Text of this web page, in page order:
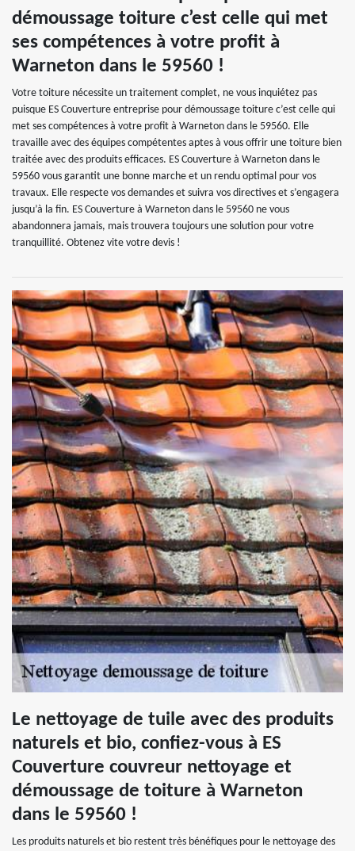
démoussage toiture c’est celle qui met
ses compétences à votre profit à
Warneton dans le 59560 !
Votre toiture nécessite un traitement complet, ne vous inquiétez pas
puisque ES Couverture entreprise pour démoussage toiture c’est celle qui
met ses compétences à votre profit à Warneton dans le 59560. Elle
travaille avec des équipes compétentes aptes à vous offrir une toiture bien
traitée avec des produits efficaces. ES Couverture à Warneton dans le
59560 vous garantit une bonne marche et un rendu optimal pour vos
travaux. Elle respecte vos demandes et suivra vos directives et s’engagera
jusqu’à la fin. ES Couverture à Warneton dans le 59560 ne vous
abandonnera jamais, mais trouvera toujours une solution pour votre
tranquillité. Obtenez vite votre devis !
Le nettoyage de tuile avec des produits
naturels et bio, confiez-vous à ES
Couverture couvreur nettoyage et
démoussage de toiture à Warneton
dans le 59560 !
Les produits naturels et bio restent très bénéfiques pour le nettoyage des